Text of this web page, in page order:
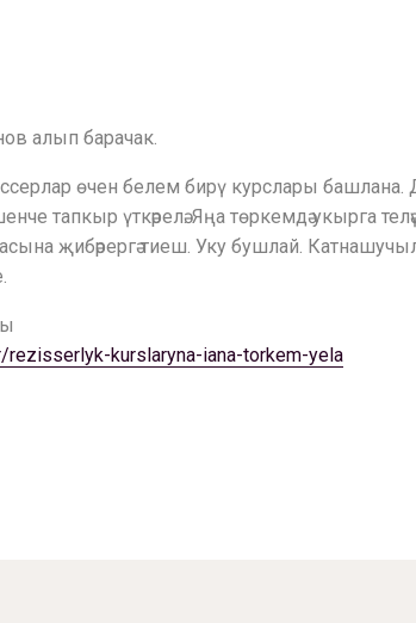
алып барачак.
өчен белем бирү курслары
тапкыр үткәрелә. Яңа төркемдә укырга
җибәрергә тиеш. Уку бушлай.
kurslaryna-iana-torkem-yela